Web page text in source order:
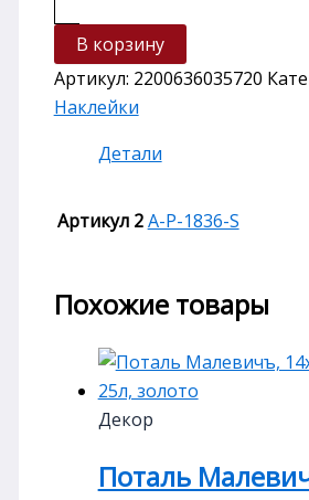
В корзину
Артикул: 2200636035720
Наклейки
Детали
Артикул 2A-P-1836-S
Похожие товары
Декор
Поталь